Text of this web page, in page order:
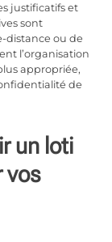
justificatifs et
sont
distance ou de
l’organisation
appropriée,
de
un loti
vos